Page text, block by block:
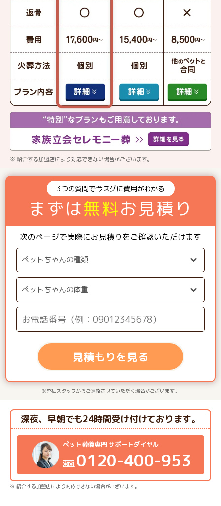
※ 紹介する加盟店により対応できない場合がございます。
3つの質問で今スグに費用がわかる
まずは無料お見積り
次のページで実際にお見積りをご確認いただけます
見積もりを見る
※弊社スタッフからご連絡させていただく場合がございます。
ペット葬儀専門 サポートダイヤル
0120-400-953
深夜、早朝でも24時間受け付けております。
※ 紹介する加盟店により対応できない場合がございます。